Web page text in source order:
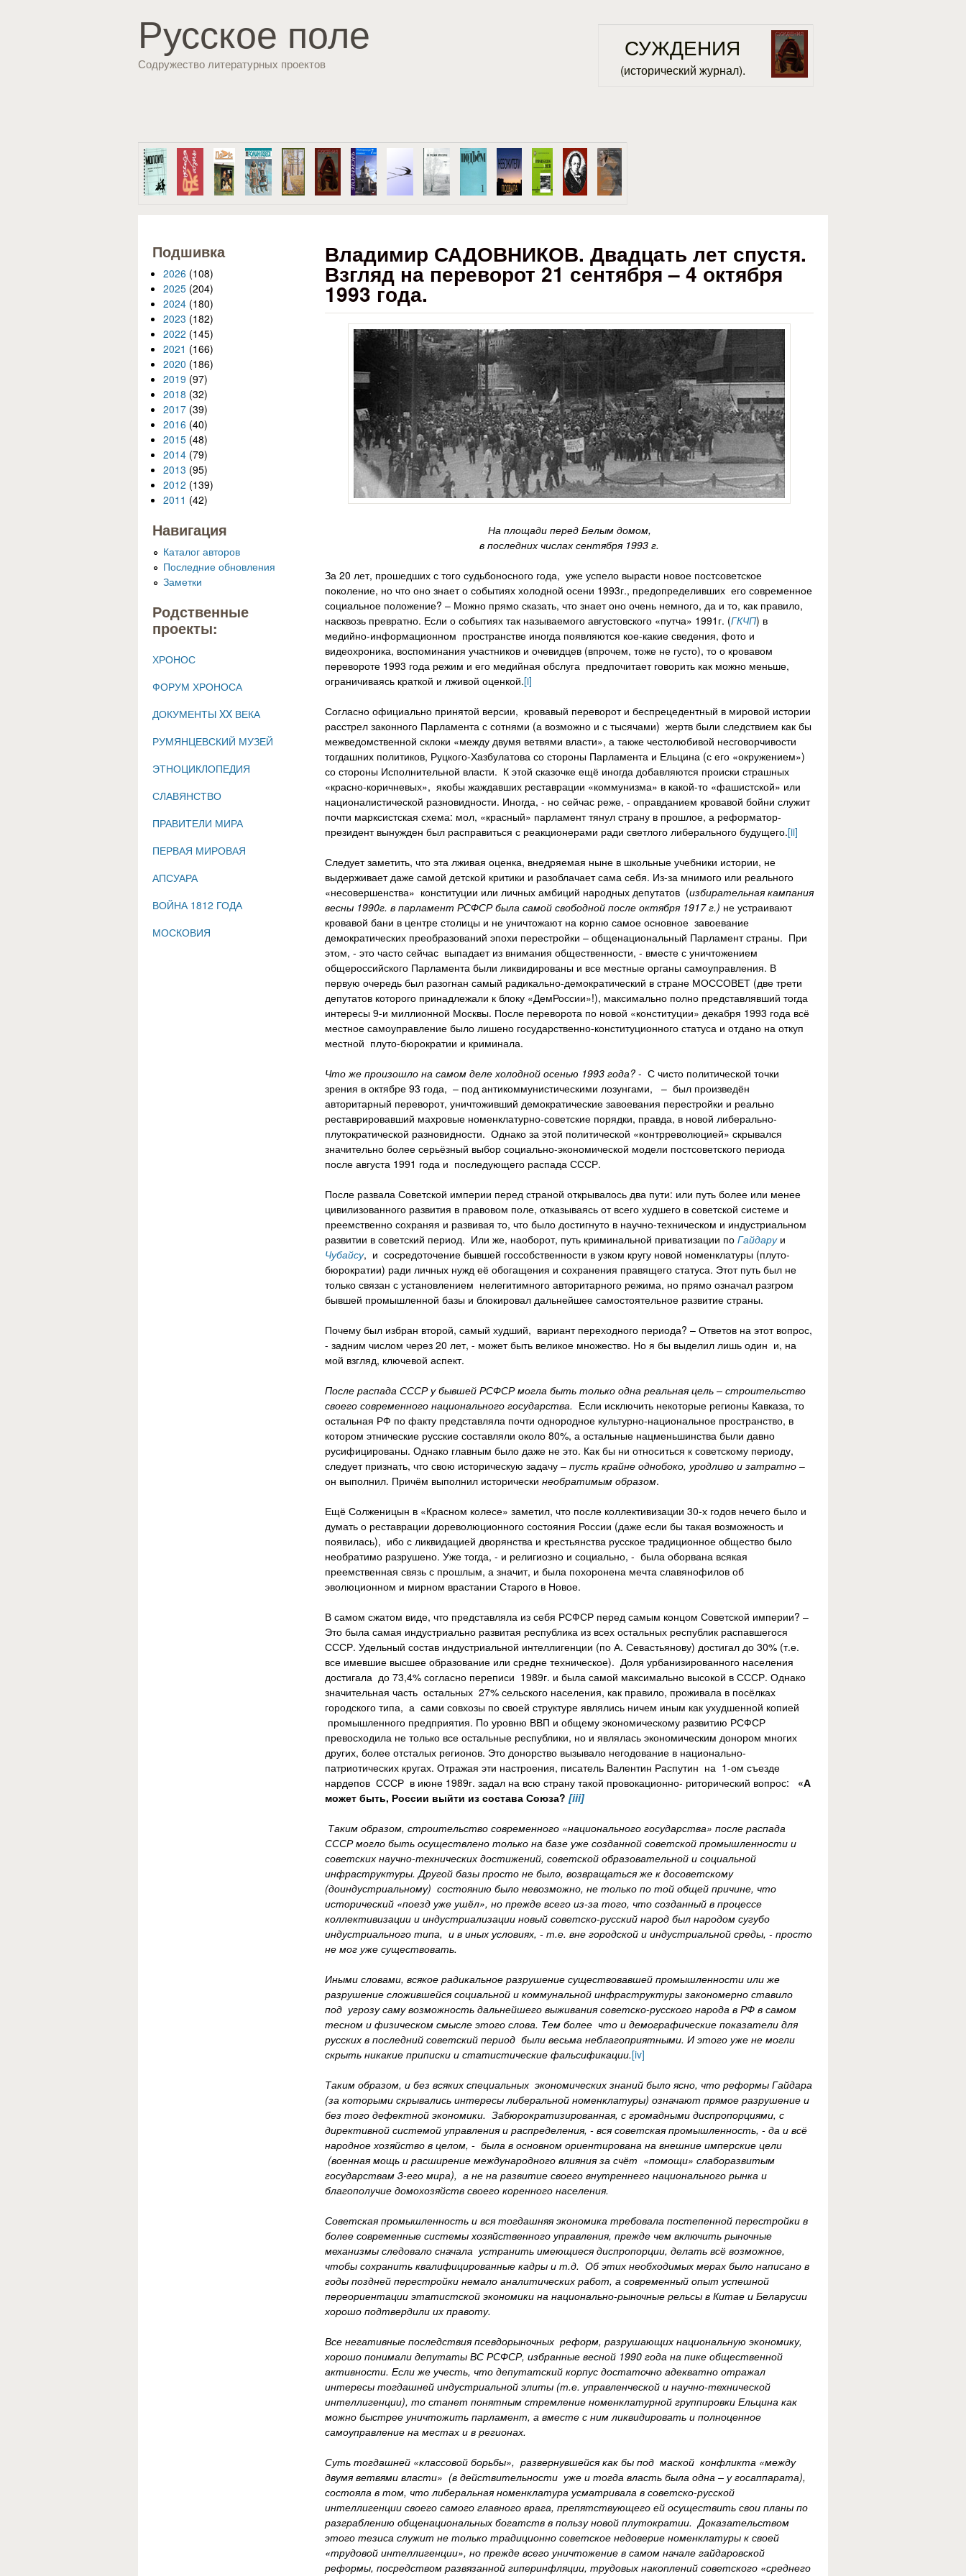
Русское поле
Содружество литературных проектов
СУЖДЕНИЯ
(исторический журнал).
Владимир САДОВНИКОВ. Двадцать лет спустя.
Взгляд на переворот 21 сентября – 4 октября
1993 года.
На площади перед Белым домом,
в последних числах сентября 1993 г.
За 20 лет, прошедших с того судьбоносного года, уже успело вырасти новое постсоветское
поколение, но что оно знает о событиях холодной осени 1993г., предопределивших его современное
социальное положение? – Можно прямо сказать, что знает оно очень немного, да и то, как правило,
насквозь превратно. Если о событиях так называемого августовского «путча» 1991г. (ГКЧП) в
медийно-информационном пространстве иногда появляются кое-какие сведения, фото и
видеохроника, воспоминания участников и очевидцев (впрочем, тоже не густо), то о кровавом
перевороте 1993 года режим и его медийная обслуга предпочитает говорить как можно меньше,
ограничиваясь краткой и лживой оценкой.[i]
Согласно официально принятой версии, кровавый переворот и беспрецедентный в мировой истории
расстрел законного Парламента с сотнями (а возможно и с тысячами) жертв были следствием как бы
межведомственной склоки «между двумя ветвями власти», а также честолюбивой несговорчивости
тогдашних политиков, Руцкого-Хазбулатова со стороны Парламента и Ельцина (с его «окружением»)
со стороны Исполнительной власти. К этой сказочке ещё иногда добавляются происки страшных
«красно-коричневых», якобы жаждавших реставрации «коммунизма» в какой-то «фашистской» или
националистической разновидности. Иногда, - но сейчас реже, - оправданием кровавой бойни служит
почти марксистская схема: мол, «красный» парламент тянул страну в прошлое, а реформатор-
президент вынужден был расправиться с реакционерами ради светлого либерального будущего.[ii]
Следует заметить, что эта лживая оценка, внедряемая ныне в школьные учебники истории, не
выдерживает даже самой детской критики и разоблачает сама себя. Из-за мнимого или реального
«несовершенства» конституции или личных амбиций народных депутатов (избирательная кампания
весны 1990г. в парламент РСФСР была самой свободной после октября 1917 г.) не устраивают
кровавой бани в центре столицы и не уничтожают на корню самое основное завоевание
демократических преобразований эпохи перестройки – общенациональный Парламент страны. При
этом, - это часто сейчас выпадает из внимания общественности, - вместе с уничтожением
общероссийского Парламента были ликвидированы и все местные органы самоуправления. В
первую очередь был разогнан самый радикально-демократический в стране МОССОВЕТ (две трети
депутатов которого принадлежали к блоку «ДемРоссии»!), максимально полно представлявший тогда
интересы 9-и миллионной Москвы. После переворота по новой «конституции» декабря 1993 года всё
местное самоуправление было лишено государственно-конституционного статуса и отдано на откуп
местной плуто-бюрократии и криминала.
Что же произошло на самом деле холодной осенью 1993 года? - С чисто политической точки
зрения в октябре 93 года, – под антикоммунистическими лозунгами, – был произведён
авторитарный переворот, уничтоживший демократические завоевания перестройки и реально
реставрировавший махровые номенклатурно-советские порядки, правда, в новой либерально-
плутократической разновидности. Однако за этой политической «контрреволюцией» скрывался
значительно более серьёзный выбор социально-экономической модели постсоветского периода
после августа 1991 года и последующего распада СССР.
После развала Советской империи перед страной открывалось два пути: или путь более или менее
цивилизованного развития в правовом поле, отказываясь от всего худшего в советской системе и
преемственно сохраняя и развивая то, что было достигнуто в научно-техническом и индустриальном
развитии в советский период. Или же, наоборот, путь криминальной приватизации по Гайдаруи
Чубайсу, и сосредоточение бывшей госсобственности в узком кругу новой номенклатуры (плуто-
бюрократии) ради личных нужд её обогащения и сохранения правящего статуса. Этот путь был не
только связан с установлением нелегитимного авторитарного режима, но прямо означал разгром
бывшей промышленной базы и блокировал дальнейшее самостоятельное развитие страны.
Почему был избран второй, самый худший, вариант переходного периода? – Ответов на этот вопрос,
- задним числом через 20 лет, - может быть великое множество. Но я бы выделил лишь один и, на
мой взгляд, ключевой аспект.
После распада СССР у бывшей РСФСР могла быть только одна реальная цель – строительство
своего современного национального государства. Если исключить некоторые регионы Кавказа, то
остальная РФ по факту представляла почти однородное культурно-национальное пространство, в
котором этнические русские составляли около 80%, а остальные нацменьшинства были давно
русифицированы. Однако главным было даже не это. Как бы ни относиться к советскому периоду,
следует признать, что свою историческую задачу – пусть крайне однобоко, уродливо и затратно –
он выполнил. Причём выполнил исторически необратимым образом.
Ещё Солженицын в «Красном колесе» заметил, что после коллективизации 30-х годов нечего было и
думать о реставрации дореволюционного состояния России (даже если бы такая возможность и
появилась), ибо с ликвидацией дворянства и крестьянства русское традиционное общество было
необратимо разрушено. Уже тогда, - и религиозно и социально, - была оборвана всякая
преемственная связь с прошлым, а значит, и была похоронена мечта славянофилов об
эволюционном и мирном врастании Старого в Новое.
В самом сжатом виде, что представляла из себя РСФСР перед самым концом Советской империи? –
Это была самая индустриально развитая республика из всех остальных республик распавшегося
СССР. Удельный состав индустриальной интеллигенции (по А. Севастьянову) достигал до 30% (т.е.
все имевшие высшее образование или средне техническое). Доля урбанизированного населения
достигала до 73,4% согласно переписи 1989г. и была самой максимально высокой в СССР. Однако
значительная часть остальных 27% сельского населения, как правило, проживала в посёлках
городского типа, а сами совхозы по своей структуре являлись ничем иным как ухудшенной копией
промышленного предприятия. По уровню ВВП и общему экономическому развитию РСФСР
превосходила не только все остальные республики, но и являлась экономическим донором многих
других, более отсталых регионов. Это донорство вызывало негодование в национально-
патриотических кругах. Отражая эти настроения, писатель Валентин Распутин на 1-ом съезде
нардепов СССР в июне 1989г. задал на всю страну такой провокационно- риторический вопрос: «А
может быть, России выйти из состава Союза? [iii]
Таким образом, строительство современного «национального государства» после распада
СССР могло быть осуществлено только на базе уже созданной советской промышленности и
советских научно-технических достижений, советской образовательной и социальной
инфраструктуры. Другой базы просто не было, возвращаться же к досоветскому
(доиндустриальному) состоянию было невозможно, не только по той общей причине, что
исторический «поезд уже ушёл», но прежде всего из-за того, что созданный в процессе
коллективизации и индустриализации новый советско-русский народ был народом сугубо
индустриального типа, и в иных условиях, - т.е. вне городской и индустриальной среды, - просто
не мог уже существовать.
Иными словами, всякое радикальное разрушение существовавшей промышленности или же
разрушение сложившейся социальной и коммунальной инфраструктуры закономерно ставило
под угрозу саму возможность дальнейшего выживания советско-русского народа в РФ в самом
тесном и физическом смысле этого слова. Тем более что и демографические показатели для
русских в последний советский период были весьма неблагоприятными. И этого уже не могли
скрыть никакие приписки и статистические фальсификации.[iv]
Таким образом, и без всяких специальных экономических знаний было ясно, что реформы Гайдара
(за которыми скрывались интересы либеральной номенклатуры) означают прямое разрушение и
без того дефектной экономики. Забюрократизированная, с громадными диспропорциями, с
директивной системой управления и распределения, - вся советская промышленность, - да и всё
народное хозяйство в целом, - была в основном ориентирована на внешние имперские цели
(военная мощь и расширение международного влияния за счёт «помощи» слаборазвитым
государствам 3-его мира), а не на развитие своего внутреннего национального рынка и
благополучие домохозяйств своего коренного населения.
Советская промышленность и вся тогдашняя экономика требовала постепенной перестройки в
более современные системы хозяйственного управления, прежде чем включить рыночные
механизмы следовало сначала устранить имеющиеся диспропорции, делать всё возможное,
чтобы сохранить квалифицированные кадры и т.д. Об этих необходимых мерах было написано в
годы поздней перестройки немало аналитических работ, а современный опыт успешной
переориентации этатистской экономики на национально-рыночные рельсы в Китае и Беларусии
хорошо подтвердили их правоту.
Все негативные последствия псевдорыночных реформ, разрушающих национальную экономику,
хорошо понимали депутаты ВС РСФСР, избранные весной 1990 года на пике общественной
активности. Если же учесть, что депутатский корпус достаточно адекватно отражал
интересы тогдашней индустриальной элиты (т.е. управленческой и научно-технической
интеллигенции), то станет понятным стремление номенклатурной группировки Ельцина как
можно быстрее уничтожить парламент, а вместе с ним ликвидировать и полноценное
самоуправление на местах и в регионах.
Суть тогдашней «классовой борьбы», развернувшейся как бы под маской конфликта «между
двумя ветвями власти» (в действительности уже и тогда власть была одна – у госаппарата),
состояла в том, что либеральная номенклатура усматривала в советско-русской
интеллигенции своего самого главного врага, препятствующего ей осуществить свои планы по
разграблению общенациональных богатств в пользу новой плутократии. Доказательством
этого тезиса служит не только традиционно советское недоверие номенклатуры к своей
«трудовой интеллигенции», но прежде всего уничтожение в самом начале гайдаровской
реформы, посредством развязанной гиперинфляции, трудовых накоплений советского «среднего
Подшивка
2026 (108)
2025 (204)
2024 (180)
2023 (182)
2022 (145)
2021 (166)
2020 (186)
2019 (97)
2018 (32)
2017 (39)
2016 (40)
2015 (48)
2014 (79)
2013 (95)
2012 (139)
2011 (42)
Навигация
Каталог авторов
Последние обновления
Заметки
Родственные
проекты:
ХРОНОС
ФОРУМ ХРОНОСА
ДОКУМЕНТЫ XX ВЕКА
РУМЯНЦЕВСКИЙ МУЗЕЙ
ЭТНОЦИКЛОПЕДИЯ
СЛАВЯНСТВО
ПРАВИТЕЛИ МИРА
ПЕРВАЯ МИРОВАЯ
АПСУАРА
ВОЙНА 1812 ГОДА
МОСКОВИЯ